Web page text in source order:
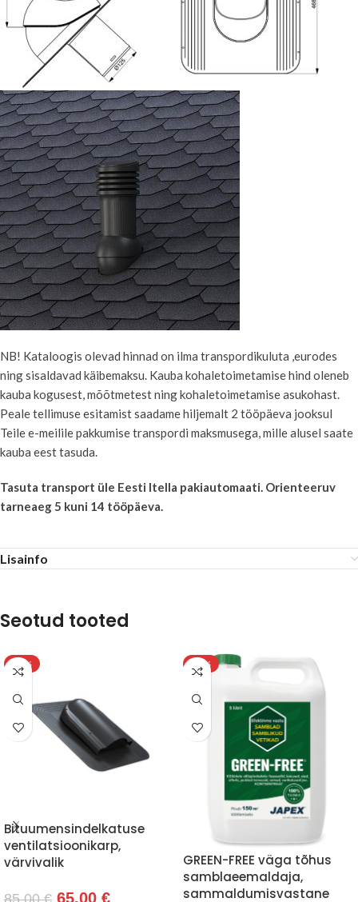
NB! Kataloogis olevad hinnad on ilma transpordikuluta ,eurodes
ning sisaldavad käibemaksu. Kauba kohaletoimetamise hind oleneb
kauba kogusest, mõõtmetest ning kohaletoimetamise asukohast.
Peale tellimuse esitamist saadame hiljemalt 2 tööpäeva jooksul
Teile e-meilile pakkumise transpordi maksmusega, mille alusel saate
kauba eest tasuda.
Tasuta transport üle Eesti Itella pakiautomaati. Orienteeruv
tarneaeg 5 kuni 14 tööpäeva.
Lisainfo
Seotud tooted
-24%
Bituumensindelkatuse
ventilatsioonikarp,
värvivalik
85.00€ 65.00 €
-25%
GREEN-FREE väga tõhus
samblaeemaldaja,
sammaldumisvastane